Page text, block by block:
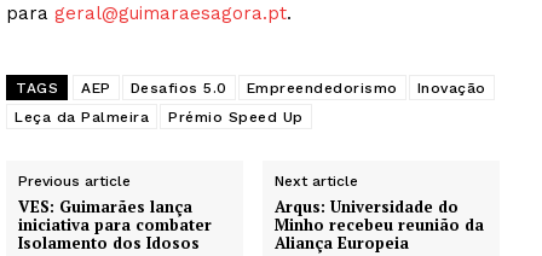
para geral@guimaraesagora.pt.
TAGS AEP Desafios 5.0 Empreendedorismo
Inovação
Leça da Palmeira
Prémio Speed Up
Previous article
VES: Guimarães lança
iniciativa para combater
Isolamento dos Idosos
Next article
Arqus: Universidade do
Minho recebeu reunião da
Aliança Europeia